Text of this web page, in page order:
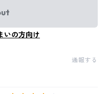
いの方向け
通報する